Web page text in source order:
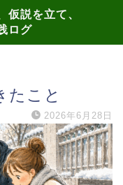
説を立て、
ログ
たこと
2026年6月28日